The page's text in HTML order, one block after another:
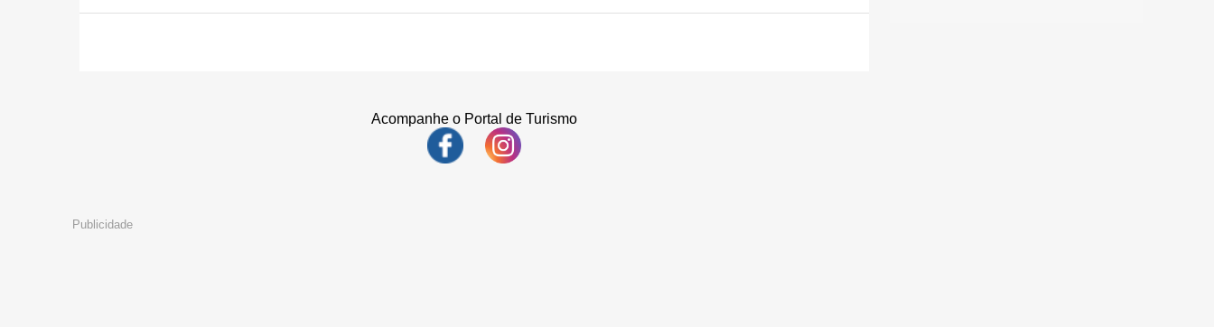
Acompanhe o Portal de Turismo
Publicidade